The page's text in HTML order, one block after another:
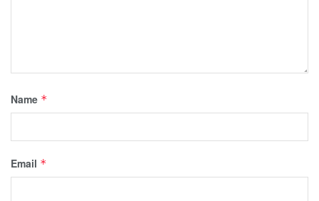
Name *
Email *